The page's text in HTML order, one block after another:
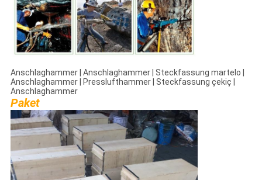
Anschlaghammer | Anschlaghammer | Steckfassung martelo |
Anschlaghammer | Presslufthammer | Steckfassung çekiç |
Anschlaghammer
Paket